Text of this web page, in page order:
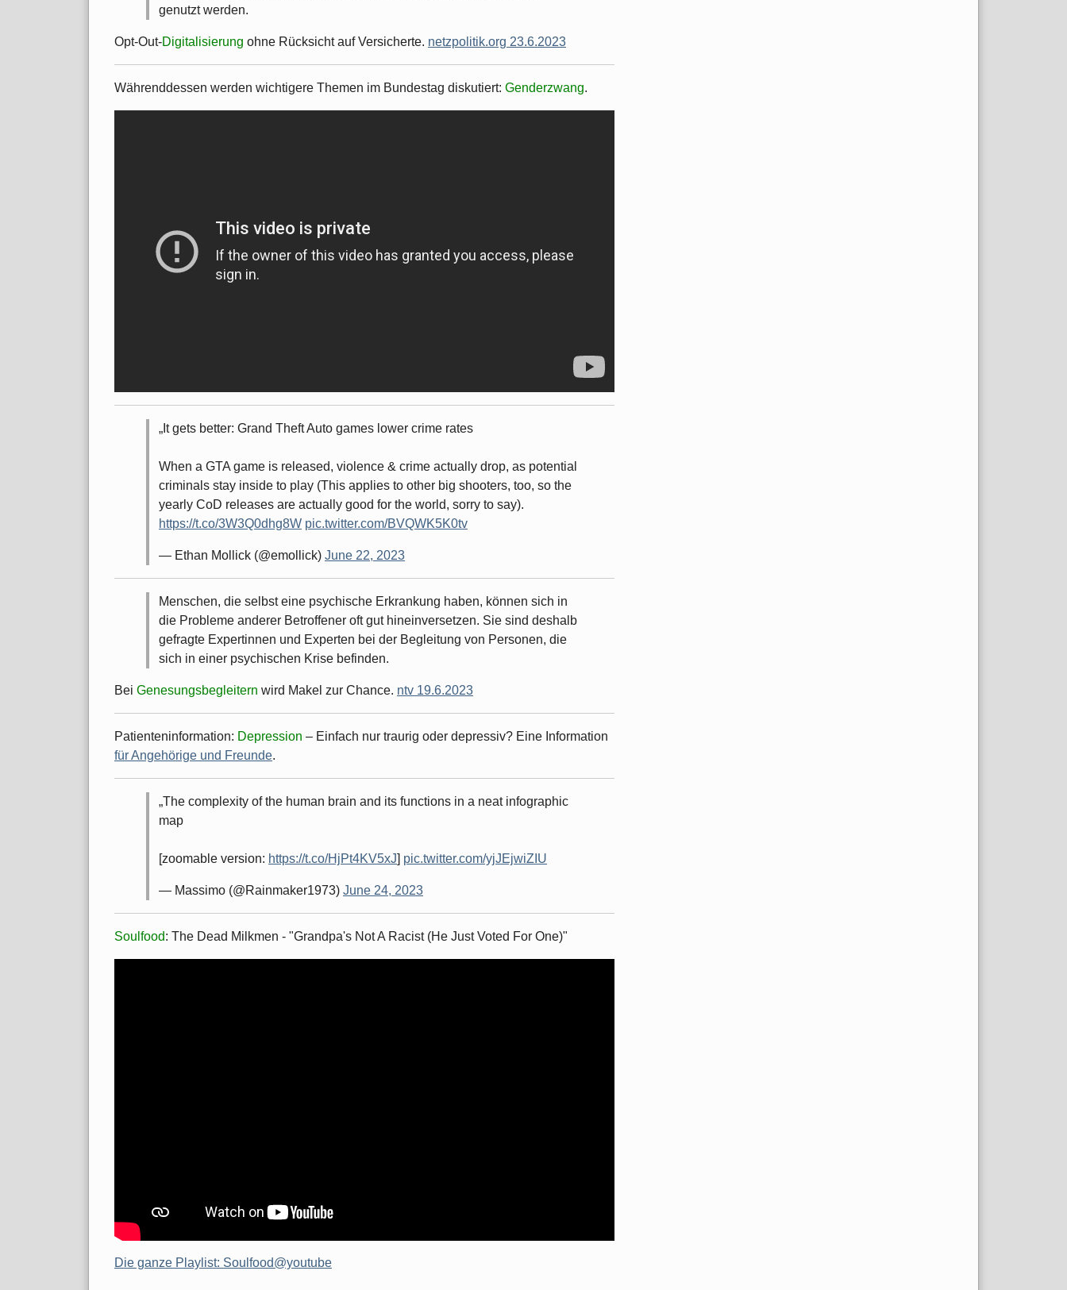
genutzt werden.
Opt-Out-Digitalisierung ohne Rücksicht auf Versicherte. netzpolitik.org 23.6.2023
Währenddessen werden wichtigere Themen im Bundestag diskutiert: Genderzwang.
It gets better: Grand Theft Auto games lower crime rates
When a GTA game is released, violence & crime actually drop, as potential
criminals stay inside to play (This applies to other big shooters, too, so the
yearly CoD releases are actually good for the world, sorry to say).
https://t.co/3W3Q0dhg8W pic.twitter.com/BVQWK5K0tv
— Ethan Mollick (@emollick) June 22, 2023
Menschen, die selbst eine psychische Erkrankung haben, können sich in
die Probleme anderer Betroffener oft gut hineinversetzen. Sie sind deshalb
gefragte Expertinnen und Experten bei der Begleitung von Personen, die
sich in einer psychischen Krise befinden.
Bei Genesungsbegleitern wird Makel zur Chance. ntv 19.6.2023
Patienteninformation: Depression – Einfach nur traurig oder depressiv? Eine Information
für Angehörige und Freunde.
The complexity of the human brain and its functions in a neat infographic
map
[zoomable version: https://t.co/HjPt4KV5xJ] pic.twitter.com/yjJEjwiZIU
— Massimo (@Rainmaker1973) June 24, 2023
Soulfood: The Dead Milkmen - "Grandpa's Not A Racist (He Just Voted For One)"
Die ganze Playlist: Soulfood@youtube